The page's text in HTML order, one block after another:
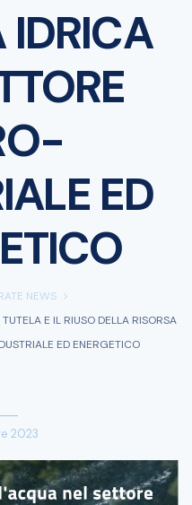
IDRICA
ED
NEWS
E IL RIUSO DELLA RISORSA
ED ENERGETICO
2023